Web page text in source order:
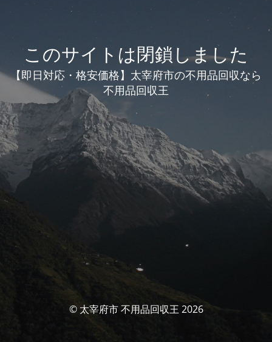
このサイトは閉鎖しました
【即日対応・格安価格】太宰府市の不用品回収なら
不用品回収王
© 太宰府市 不用品回収王 2026